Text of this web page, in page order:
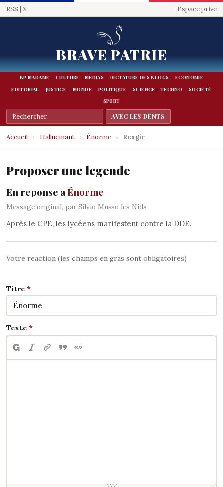
RSS | X Espace prive
BRAVE PATRIE
BP MADAME CULTURE - MÉDIAS DICTATURE DES BLOGS
ECONOMIE
EDITORIAL
JUSTICE MONDE POLITIQUE SCIENCE - TECHNO
SOCIÉTÉ
SPORT
Accueil › Hallucinant › Énorme › Reagir
Proposer une legende
En reponse aÉnorme
Message original, par Silvio Musso les Nids
Après le CPE, les lycéens manifestent contre la DDE.
Votre reaction (les champs en gras sont obligatoires)
Titre
Texte